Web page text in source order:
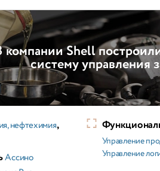
компании Shell
систему управления
нефтехимия,
Ассино
Управление
Управление